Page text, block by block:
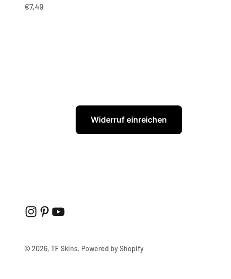
Angebot
€7,49
Widerruf einreichen
© 2026, TF Skins. Powered by Shopify